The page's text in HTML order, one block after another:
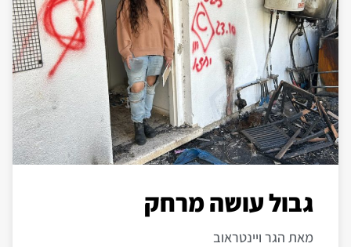
גבול עושה מרחק
מאת הגר ויינטראוב